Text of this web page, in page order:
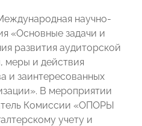
научно-
«Основные задачи и
развития аудиторской
меры и действия
и заинтересованных
В мероприятии
Комиссии «ОПОРЫ
учету и